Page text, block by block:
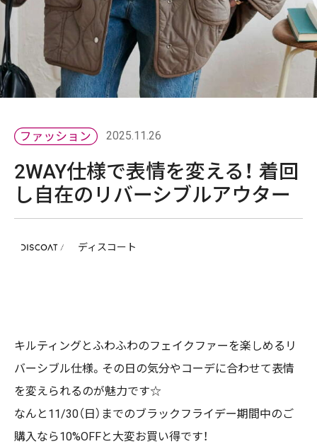
2025.11.26
2WAY仕様で表情を変える！ 着回
し自在のリバーシブルアウター
ディスコート
キルティングとふわふわのフェイクファーを楽しめるリ
バーシブル仕様。その日の気分やコーデに合わせて表情
を変えられるのが魅力です☆
なんと11/30（日）までのブラックフライデー期間中のご
購入なら10%OFFと大変お買い得です！